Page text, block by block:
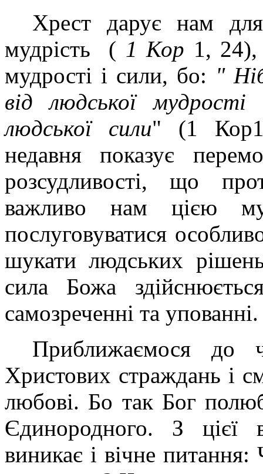
Хрест дарує нам
мудрість ( 1 Кор 1, 24),
мудрості і сили, бо: "
від людської
людської сили" (1 Кор
недавня показує
розсудливості, що
важливо нам цією
послуговуватися
шукати людських
сила Божа
самозреченні та упованні.
Приближаємося до
Христових страждань і
любові. Бо так Бог
Єдинородного. З цієї
виникає і вічне